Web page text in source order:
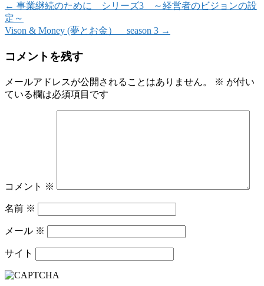
← 事業継続のために シリーズ3 ～経営者のビジョンの設
定～
Vison & Money (夢とお金） season 3 →
コメントを残す
メールアドレスが公開されることはありません。 ※ が付い
ている欄は必須項目です
コメント ※
名前 ※
メール ※
サイト